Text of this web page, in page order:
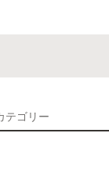
テゴリー